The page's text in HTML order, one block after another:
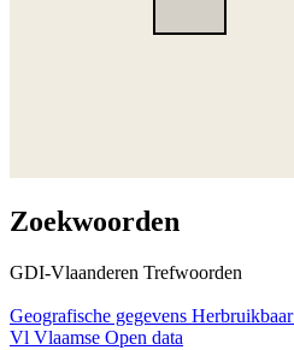
Zoekwoorden
GDI-Vlaanderen Trefwoorden
Geografische gegevens Herbruikbaar
Vl Vlaamse Open data